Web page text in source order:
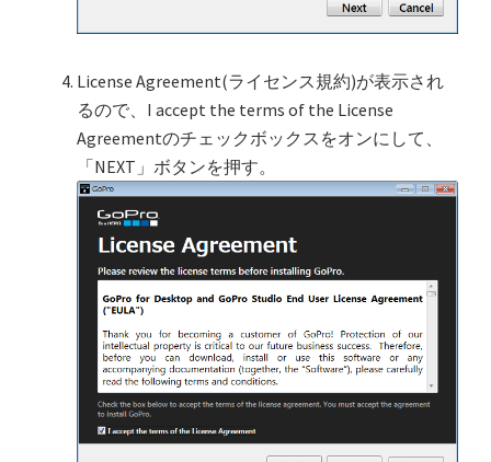
License Agreement(ライセンス規約)が表示され
るので、I accept the terms of the License
Agreementのチェックボックスをオンにして、
「NEXT」ボタンを押す。